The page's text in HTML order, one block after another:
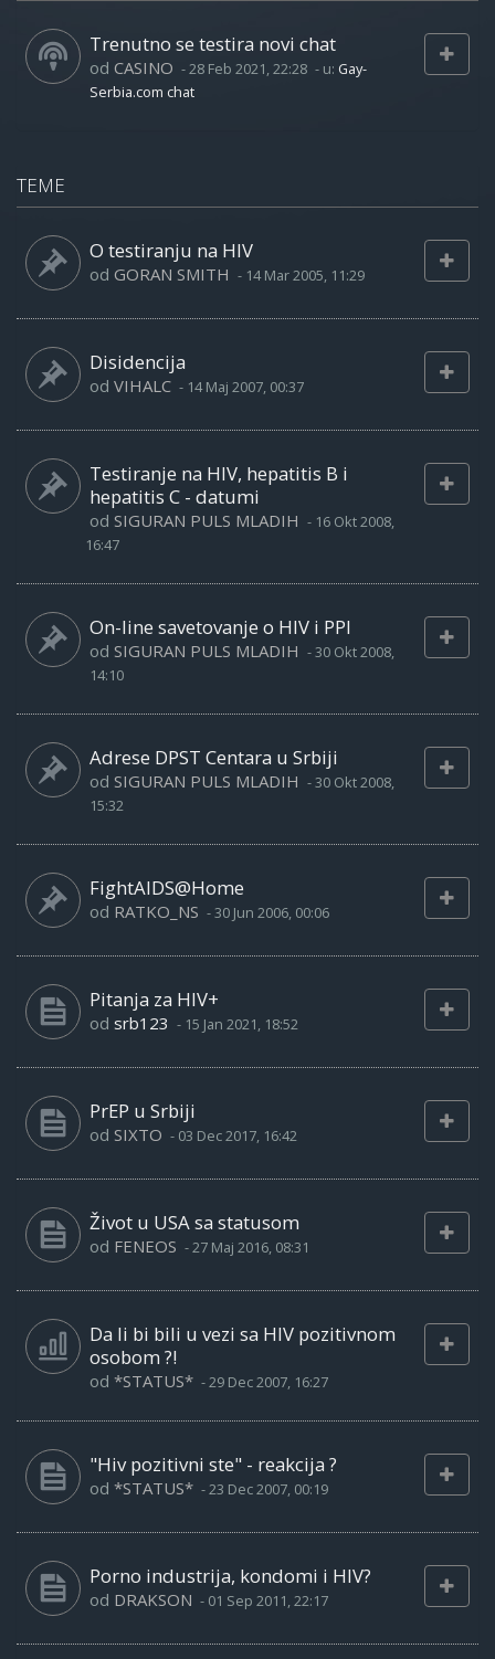
Trenutno se testira novi chat
od CASINO -28 Feb 2021, 22:28 - u: Gay-
Serbia.com chat
TEME
O testiranju na HIV
od GORAN SMITH - 14 Mar 2005, 11:29
Disidencija
od VIHALC - 14 Maj 2007, 00:37
Testiranje na HIV, hepatitis B i
hepatitis C - datumi
od SIGURAN PULS MLADIH - 16 Okt 2008,
16:47
On-line savetovanje o HIV i PPI
od SIGURAN PULS MLADIH -30 Okt 2008,
14:10
Adrese DPST Centara u Srbiji
od SIGURAN PULS MLADIH -30 Okt 2008,
15:32
FightAIDS@Home
od RATKO_NS -30 Jun 2006, 00:06
Pitanja za HIV+
od srb123 - 15 Jan 2021, 18:52
PrEP u Srbiji
od SIXTO - 03 Dec 2017, 16:42
Život u USA sa statusom
od FENEOS -27 Maj 2016, 08:31
Da li bi bili u vezi sa HIV pozitivnom
osobom ?!
od *STATUS* -29 Dec 2007, 16:27
"Hiv pozitivni ste" - reakcija ?
od *STATUS* -23 Dec 2007, 00:19
Porno industrija, kondomi i HIV?
od DRAKSON - 01 Sep 2011, 22:17